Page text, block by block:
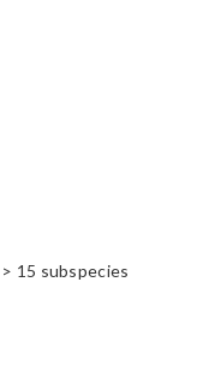
> 15 subspecies